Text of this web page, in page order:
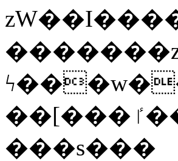
��[���ٵ�����Ͻ���������x�ս��Apq�����޻�V����O�cp����ٝy{����:�k�ןNݯOOCyx6���&���?
���s���